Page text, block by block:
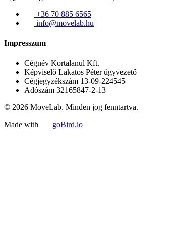
+36 70 885 6565
info@movelab.hu
Impresszum
Cégnév Kortalanul Kft.
Képviselő Lakatos Péter ügyvezető
Cégjegyzékszám 13-09-224545
Adószám 32165847-2-13
© 2026 MoveLab. Minden jog fenntartva.
Made with
goBird.io